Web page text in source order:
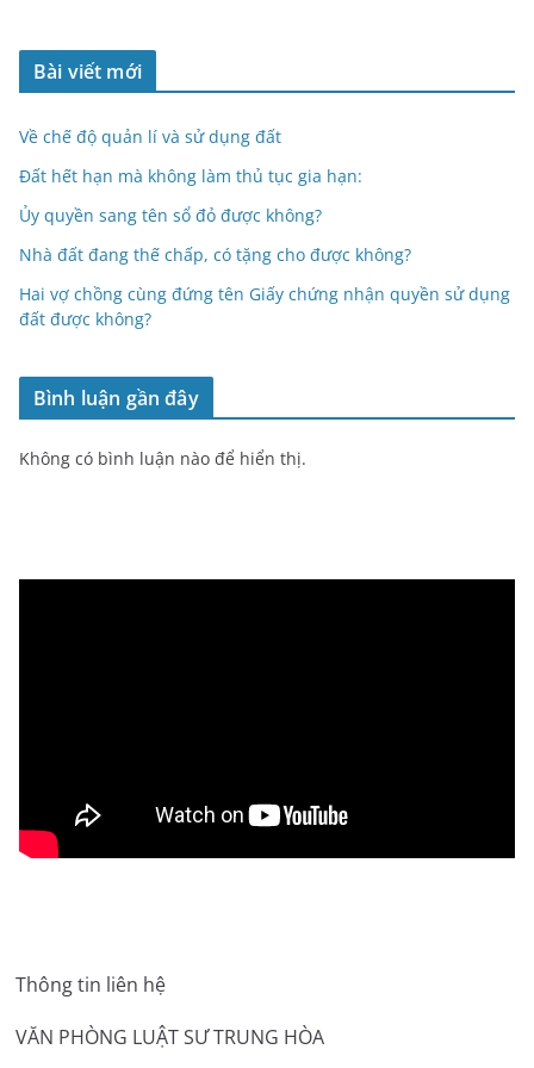
Bài viết mới
Về chế độ quản lí và sử dụng đất
Đất hết hạn mà không làm thủ tục gia hạn:
Ủy quyền sang tên sổ đỏ được không?
Nhà đất đang thế chấp, có tặng cho được không?
Hai vợ chồng cùng đứng tên Giấy chứng nhận quyền sử dụng
đất được không?
Bình luận gần đây
Không có bình luận nào để hiển thị.
Thông tin liên hệ
VĂN PHÒNG LUẬT SƯ TRUNG HÒA